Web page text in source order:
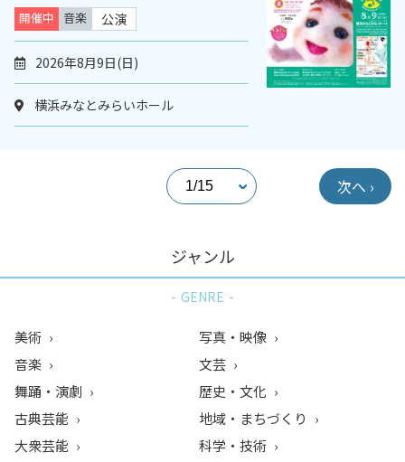
開催中 音楽 公演
2026年8月9日(日)
横浜みなとみらいホール
次へ ›
ジャンル
GENRE
美術
音楽
舞踊・演劇
古典芸能
大衆芸能
写真・映像
文芸
歴史・文化
地域・まちづくり
科学・技術